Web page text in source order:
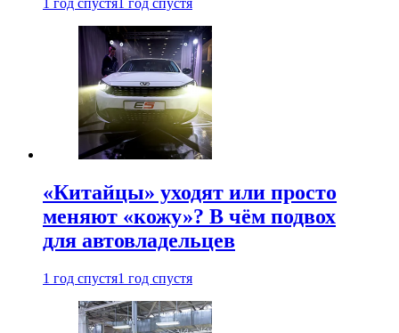
«Китайцы» уходят или просто
меняют «кожу»? В чём подвох
для автовладельцев
1 год спустя1 год спустя